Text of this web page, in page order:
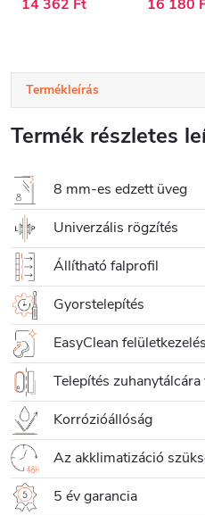
14 362 Ft 16 180
Termékleírás
Termék részletes
8 mm-es edzett üveg
Univerzális rögzítés
Állítható falprofil
Gyorstelepítés
EasyClean felületkezelés
Telepítés
Korrózióállóság
Az akklimatizáció
5 év garancia